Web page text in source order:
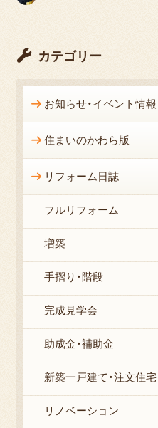
カテゴリー
お知らせ・イベント情報
住まいのかわら版
リフォーム日誌
フルリフォーム
増築
手摺り・階段
完成見学会
助成金・補助金
新築一戸建て・注文住宅
リノベーション